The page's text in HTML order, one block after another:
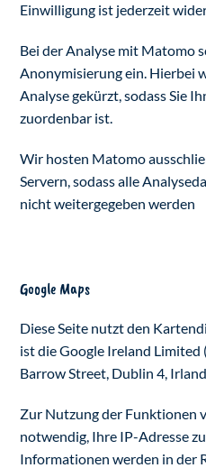
Einwilligung ist jederzeit
Bei der Analyse mit Matomo
Anonymisierung ein. Hierbei
Analyse gekürzt, sodass Sie
zuordenbar ist.
Wir hosten Matomo
Servern, sodass alle
nicht weitergegeben werden
Google Maps
Diese Seite nutzt den
ist die Google Ireland Limited
Barrow Street, Dublin 4,
Zur Nutzung der Funktionen
notwendig, Ihre IP-Adresse
Informationen werden in der